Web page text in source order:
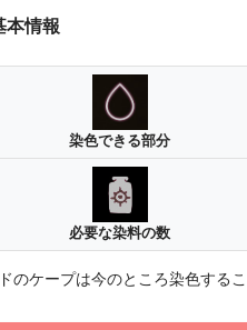
本情報
染色できる部分
必要な染料の数
のケープは今のところ染色するこ